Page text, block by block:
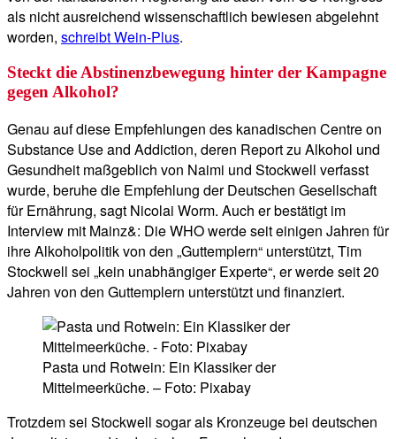
als nicht ausreichend wissenschaftlich bewiesen abgelehnt
worden, schreibt Wein-Plus.
Steckt die Abstinenzbewegung hinter der Kampagne
gegen Alkohol?
Genau auf diese Empfehlungen des kanadischen Centre on
Substance Use and Addiction, deren Report zu Alkohol und
Gesundheit maßgeblich von Naimi und Stockwell verfasst
wurde, beruhe die Empfehlung der Deutschen Gesellschaft
für Ernährung, sagt Nicolai Worm. Auch er bestätigt im
Interview mit Mainz&: Die WHO werde seit einigen Jahren für
ihre Alkoholpolitik von den „Guttemplern“ unterstützt, Tim
Stockwell sei „kein unabhängiger Experte“, er werde seit 20
Jahren von den Guttemplern unterstützt und finanziert.
Pasta und Rotwein: Ein Klassiker der
Mittelmeerküche. – Foto: Pixabay
Trotzdem sei Stockwell sogar als Kronzeuge bei deutschen